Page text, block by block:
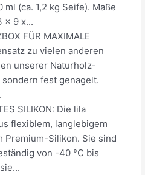
ml (ca. 1,2 kg Seife). Maße
x 9 x...
FÜR MAXIMALE
zu vielen anderen
unserer Naturholz-
fest genagelt.
SILIKON: Die lila
flexiblem, langlebigem
Premium-Silikon. Sie sind
von -40 °C bis